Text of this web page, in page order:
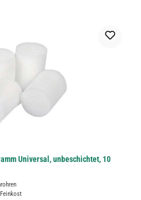
Universal, unbeschichtet, 10